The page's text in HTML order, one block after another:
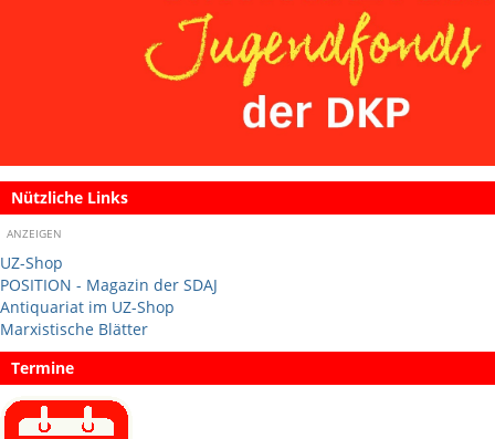
Nützliche Links
ANZEIGEN
UZ-Shop
POSITION - Magazin der SDAJ
Antiquariat im UZ-Shop
Marxistische Blätter
Termine